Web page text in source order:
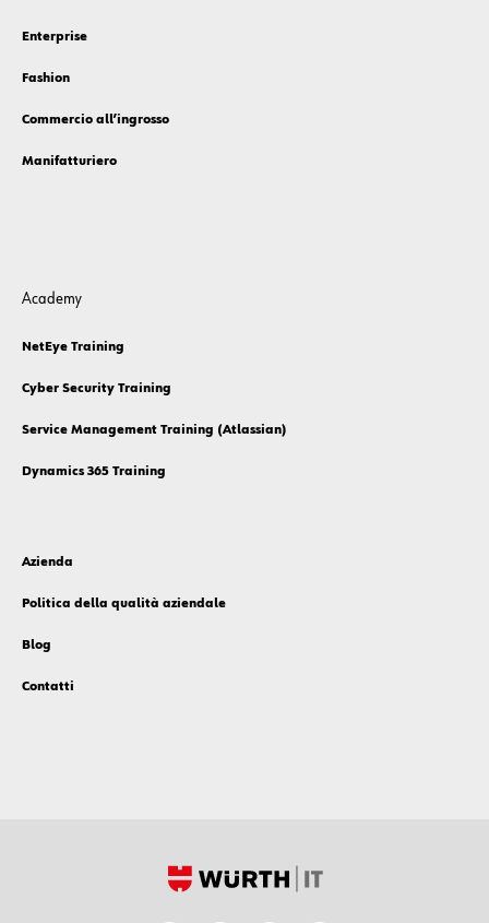
Enterprise
Fashion
Commercio all’ingrosso
Manifatturiero
Academy
NetEye Training
Cyber Security Training
Service Management Training (Atlassian)
Dynamics 365 Training
Azienda
Politica della qualità aziendale
Blog
Contatti